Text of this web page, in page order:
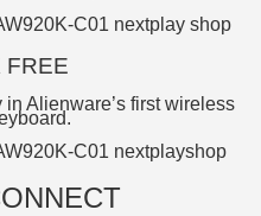
FREE
Alienware’s first wireless